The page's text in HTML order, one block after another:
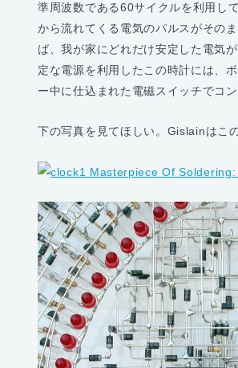
準周波数である60サイクルを利用し
から流れてくる電気のパルスがその
ば、我が家にどれだけ安定した電気
定な電源を利用したこの時計には、
ー中に仕込まれた電磁スイッチでコ
下の写真を見てほしい。Gislainはこ